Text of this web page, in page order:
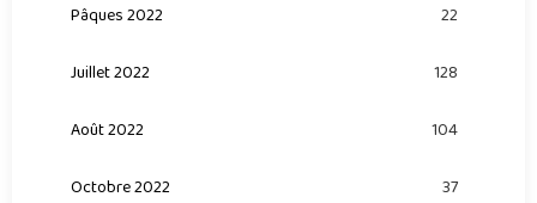
Pâques 2022 22
Juillet 2022 128
Août 2022 104
Octobre 2022 37